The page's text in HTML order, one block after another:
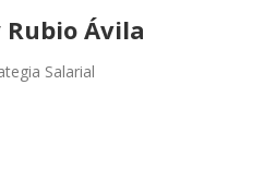
Rubio Ávila
Salarial